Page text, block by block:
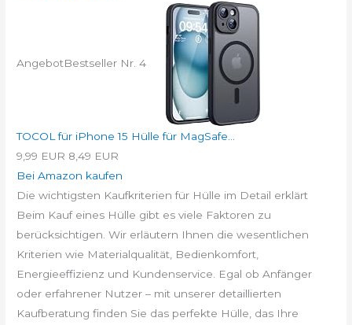
AngebotBestseller Nr. 4
TOCOL für iPhone 15 Hülle für MagSafe...
9,99 EUR 8,49 EUR
Bei Amazon kaufen
Die wichtigsten Kaufkriterien für Hülle im Detail erklärt
Beim Kauf eines Hülle gibt es viele Faktoren zu
berücksichtigen. Wir erläutern Ihnen die wesentlichen
Kriterien wie Materialqualität, Bedienkomfort,
Energieeffizienz und Kundenservice. Egal ob Anfänger
oder erfahrener Nutzer – mit unserer detaillierten
Kaufberatung finden Sie das perfekte Hülle, das Ihre